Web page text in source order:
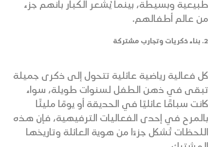
طبيعية وبسيطة، بينما يُشعر الكبار بأنهم جزء
من عالم أطفالهم.
2. بناء ذكريات وتجارب مشتركة
كل فعالية رياضية عائلية تتحول إلى ذكرى جميلة
تبقى في ذهن الطفل لسنوات طويلة، سواء
كانت سباقًا عائليًا في الحديقة أو يومًا مليئًا
بالمرح في إحدى الفعاليات الترفيهية، فإن هذه
اللحظات تُشكل جزءًا من هوية العائلة وتاريخها